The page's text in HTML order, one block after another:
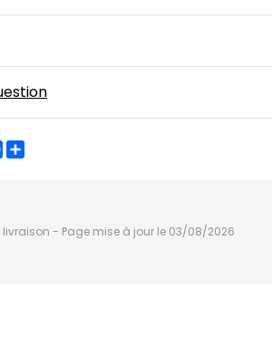
Facebook
- Page mise à jour le 03/08/2026